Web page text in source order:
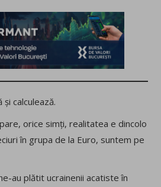
calculează.
orice simți, realitatea e dincolo
în grupa de la Euro, suntem pe
au plătit ucrainenii acatiste în